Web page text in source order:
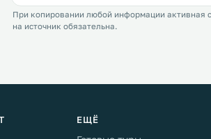
При копировании любой информации активная
на источник обязательна.
ЕЩЁ